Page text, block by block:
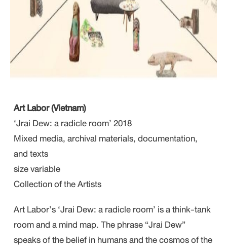
Art Labor (Vietnam)
‘Jrai Dew: a radicle room’ 2018
Mixed media, archival materials, documentation,
and texts
size variable
Collection of the Artists
Art Labor’s ‘Jrai Dew: a radicle room’ is a think-tank
room and a mind map. The phrase “Jrai Dew”
speaks of the belief in humans and the cosmos of the